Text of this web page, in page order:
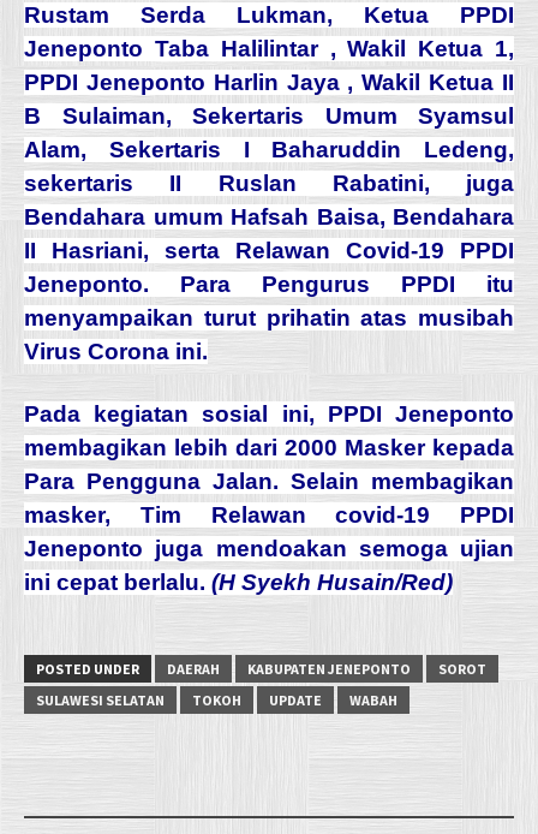
Rustam Serda Lukman, Ketua PPDI
Jeneponto Taba Halilintar , Wakil Ketua 1,
PPDI Jeneponto Harlin Jaya , Wakil Ketua II
B Sulaiman, Sekertaris Umum Syamsul
Alam, Sekertaris I Baharuddin Ledeng,
sekertaris II Ruslan Rabatini, juga
Bendahara umum Hafsah Baisa, Bendahara
II Hasriani, serta Relawan Covid-19 PPDI
Jeneponto. Para Pengurus PPDI itu
menyampaikan turut prihatin atas musibah
Virus Corona ini.
Pada kegiatan sosial ini, PPDI Jeneponto
membagikan lebih dari 2000 Masker kepada
Para Pengguna Jalan. Selain membagikan
masker, Tim Relawan covid-19 PPDI
Jeneponto juga mendoakan semoga ujian
ini cepat berlalu. (H Syekh Husain/Red)
POSTED UNDER DAERAH KABUPATEN JENEPONTO
SOROT
SULAWESI SELATAN
TOKOH UPDATE WABAH